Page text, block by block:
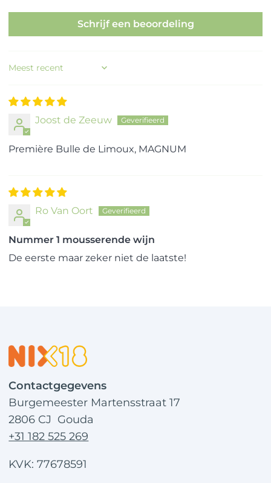
Schrijf een beoordeling
Sort by
Joost de Zeeuw
Première Bulle de Limoux, MAGNUM
Ro Van Oort
Nummer 1 mousserende wijn
De eerste maar zeker niet de laatste!
Contactgegevens
Burgemeester Martensstraat 17
2806 CJ Gouda
+31 182 525 269
KVK: 77678591